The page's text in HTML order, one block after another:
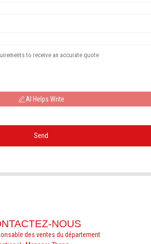
AI Helps Write
Send
NOUS
des ventes du département